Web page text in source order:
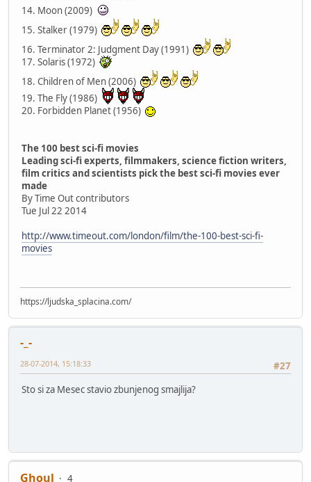
14. Moon (2009)
15. Stalker (1979)
16. Terminator 2: Judgment Day (1991)
17. Solaris (1972)
18. Children of Men (2006)
19. The Fly (1986)
20. Forbidden Planet (1956)
The 100 best sci-fi movies
Leading sci-fi experts, filmmakers, science fiction writers,
film critics and scientists pick the best sci-fi movies ever
made
By Time Out contributors
Tue Jul 22 2014
http://www.timeout.com/london/film/the-100-best-sci-fi-
movies
https://ljudska_splacina.com/
-_-
#27
28-07-2014, 15:18:33
Sto si za Mesec stavio zbunjenog smajlija?
Ghoul
4